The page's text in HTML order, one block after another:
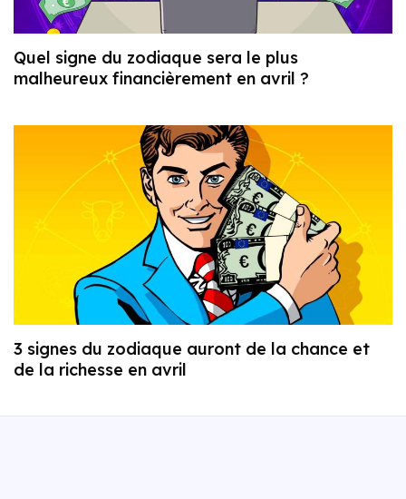
Quel signe du zodiaque sera le plus
malheureux financièrement en avril ?
3 signes du zodiaque auront de la chance et
de la richesse en avril